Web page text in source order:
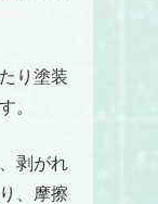
り塗装
。
剥がれ
、摩擦